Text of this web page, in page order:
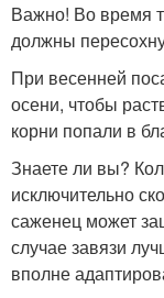
Важно! Во время
должны
При весенней
осени, чтобы
корни попали в
Знаете ли вы?
исключительно
саженец может
случае завязи
вполне